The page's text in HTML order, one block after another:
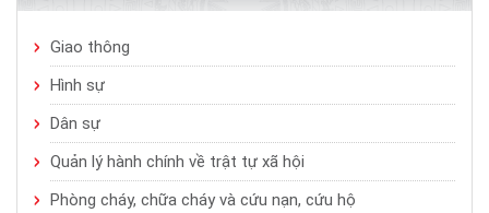
Giao thông
Hình sự
Dân sự
Quản lý hành chính về trật tự xã hội
Phòng cháy, chữa cháy và cứu nạn, cứu hộ